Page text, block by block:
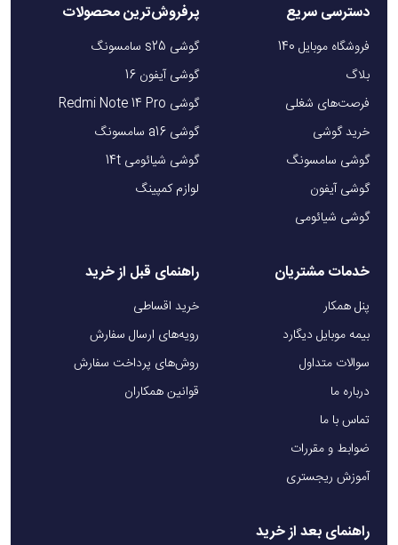
دسترسی سریع
فروشگاه موبایل 140
بلاگ
فرصت‌های شغلی
خرید گوشی
گوشی سامسونگ
گوشی آیفون
گوشی شیائومی
پرفروش‌ترین محصولات
گوشی s25 سامسونگ
گوشی آیفون 16
گوشی Redmi Note 14 Pro
گوشی a16 سامسونگ
گوشی شیائومی 14t
لوازم کمپینگ
خدمات مشتریان
پنل همکار
بیمه موبایل دیگارد
سوالات متداول
درباره ما
تماس با ما
ضوابط و مقررات
آموزش ریجستری
راهنمای قبل از خرید
خرید اقساطی
رویه‌های ارسال سفارش
روش‌های پرداخت سفارش
قوانین همکاران
راهنمای بعد از خرید